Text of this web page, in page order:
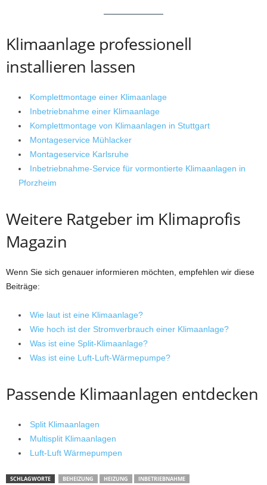
Klimaanlage professionell
installieren lassen
Komplettmontage einer Klimaanlage
Inbetriebnahme einer Klimaanlage
Komplettmontage von Klimaanlagen in Stuttgart
Montageservice Mühlacker
Montageservice Karlsruhe
Inbetriebnahme-Service für vormontierte Klimaanlagen in
Pforzheim
Weitere Ratgeber im Klimaprofis
Magazin
Wenn Sie sich genauer informieren möchten, empfehlen wir diese
Beiträge:
Wie laut ist eine Klimaanlage?
Wie hoch ist der Stromverbrauch einer Klimaanlage?
Was ist eine Split-Klimaanlage?
Was ist eine Luft-Luft-Wärmepumpe?
Passende Klimaanlagen entdecken
Split Klimaanlagen
Multisplit Klimaanlagen
Luft-Luft Wärmepumpen
SCHLAGWORTE BEHEIZUNG HEIZUNG
INBETRIEBNAHME